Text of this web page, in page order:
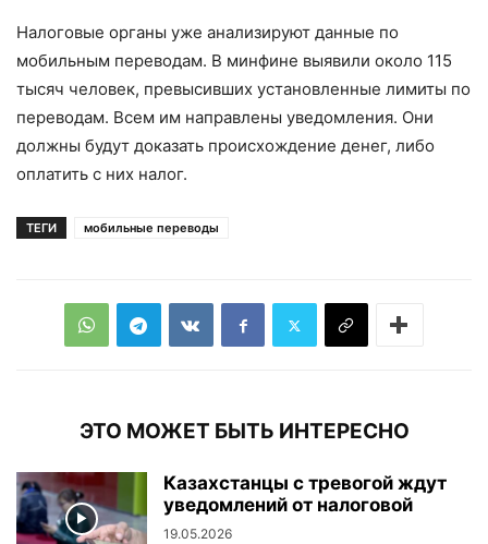
Налоговые органы уже анализируют данные по
мобильным переводам. В минфине выявили около 115
тысяч человек, превысивших установленные лимиты по
переводам. Всем им направлены уведомления. Они
должны будут доказать происхождение денег, либо
оплатить с них налог.
ТЕГИ мобильные переводы
ЭТО МОЖЕТ БЫТЬ ИНТЕРЕСНО
Казахстанцы с тревогой ждут
уведомлений от налоговой
19.05.2026